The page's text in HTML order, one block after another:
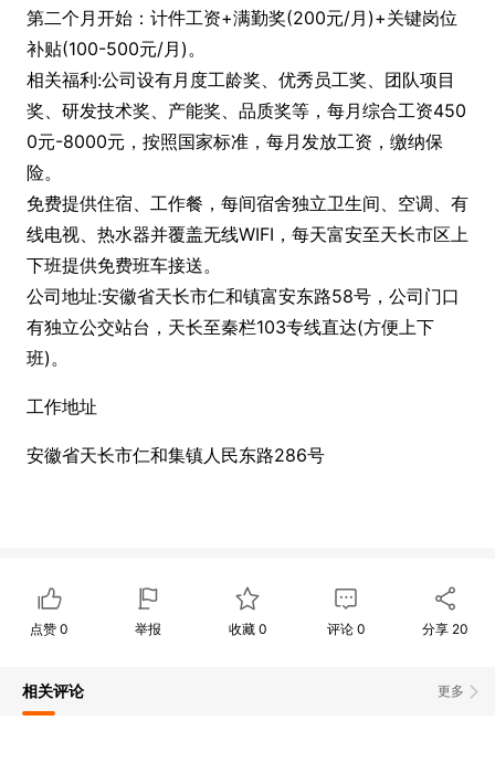
第二个月开始：计件工资+满勤奖(200元/月)+关键岗位
补贴(100-500元/月)。
相关福利:公司设有月度工龄奖、优秀员工奖、团队项目
奖、研发技术奖、产能奖、品质奖等，每月综合工资450
0元-8000元，按照国家标准，每月发放工资，缴纳保
险。
免费提供住宿、工作餐，每间宿舍独立卫生间、空调、有
线电视、热水器并覆盖无线WIFI，每天富安至天长市区上
下班提供免费班车接送。
公司地址:安徽省天长市仁和镇富安东路58号，公司门口
有独立公交站台，天长至秦栏103专线直达(方便上下
班)。
工作地址
安徽省天长市仁和集镇人民东路286号
点赞0 举报 收藏 0 评论0 分享 20
更多
相关评论